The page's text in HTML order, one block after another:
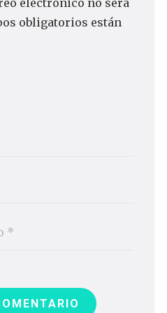
electrónico no será
obligatorios están